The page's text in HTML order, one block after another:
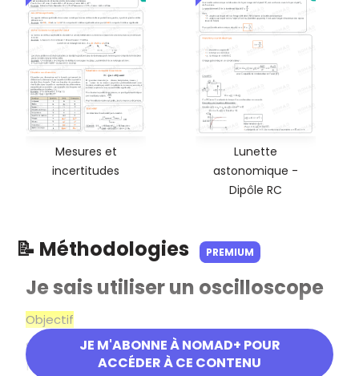
Mesures et
incertitudes
Lunette
astonomique -
Dipôle RC
📝 Méthodologies PREMIUM
JE M'ABONNE À NOMAD+ POUR
ACCÉDER À CE CONTENU
Je sais utiliser un oscilloscope
Objectif
Savoir utiliser un oscilloscope pour visualiser,
mesurer et analyser un signal électrique.